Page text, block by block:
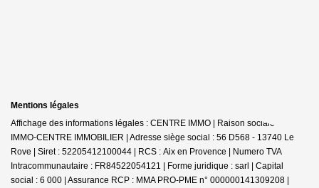
Mentions légales
Affichage des informations légales : CENTRE IMMO | Raison sociale : JDG
IMMO-CENTRE IMMOBILIER | Adresse siège social : 56 D568 - 13740 Le
Rove | Siret : 52205412100044 | RCS : Aix en Provence | Numero TVA
Intracommunautaire : FR84522054121 | Forme juridique : sarl | Capital
social : 6 000 | Assurance RCP : MMA PRO-PME n° 000000141309208 |